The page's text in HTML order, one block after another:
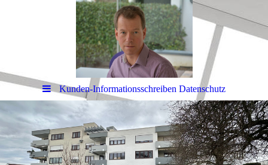
Kunden-Informationsschreiben Datenschutz